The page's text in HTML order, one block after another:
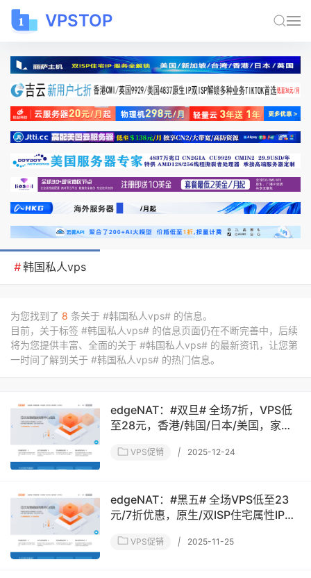
VPSTOP
#韩国私人vps
为您找到了 8 条关于 #韩国私人vps# 的信息。
目前，关于标签 #韩国私人vps# 的信息页面仍在不断完善中，后续
将为您提供丰富、全面的关于 #韩国私人vps# 的最新资讯，让您第
一时间了解到关于 #韩国私人vps# 的热门信息。
edgeNAT：#双旦# 全场7折，VPS低
至28元，香港/韩国/日本/美国，家宽
VPS促销 | 2025-12-24
edgeNAT：#黑五# 全场VPS低至23
元/7折优惠，原生/双ISP住宅属性IP，
VPS促销 | 2025-11-25